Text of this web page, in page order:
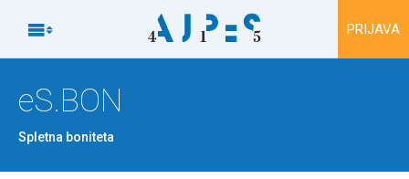
Na vsebino
 PRIJAVA
eS.BON
Spletna boniteta